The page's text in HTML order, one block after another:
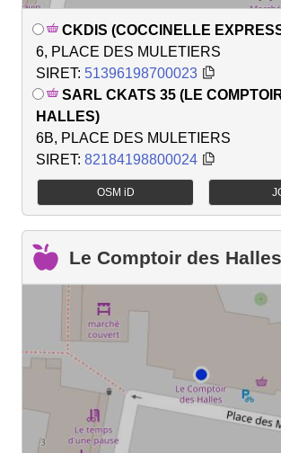
CKDIS (COCCINELLE
6, PLACE DES MULETIERS
SIRET: 51396198700023
SARL CKATS 35 (LE
HALLES)
6B, PLACE DES MULETIERS
SIRET: 82184198800024
OSM iD
Le Comptoir des Halles